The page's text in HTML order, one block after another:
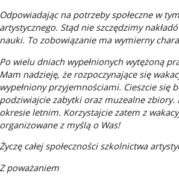
Odpowiadając na potrzeby społeczne w
artystycznego. Stąd nie szczędzimy
nauki. To zobowiązanie ma wymierny
Po wielu dniach wypełnionych wytężoną
Mam nadzieję, że rozpoczynające się
wypełniony przyjemnościami. Cieszcie się
podziwiajcie zabytki oraz muzealne
okresie letnim. Korzystajcie zatem z
organizowane z myślą o Was!
Życzę całej społeczności szkolnictwa
Z poważaniem